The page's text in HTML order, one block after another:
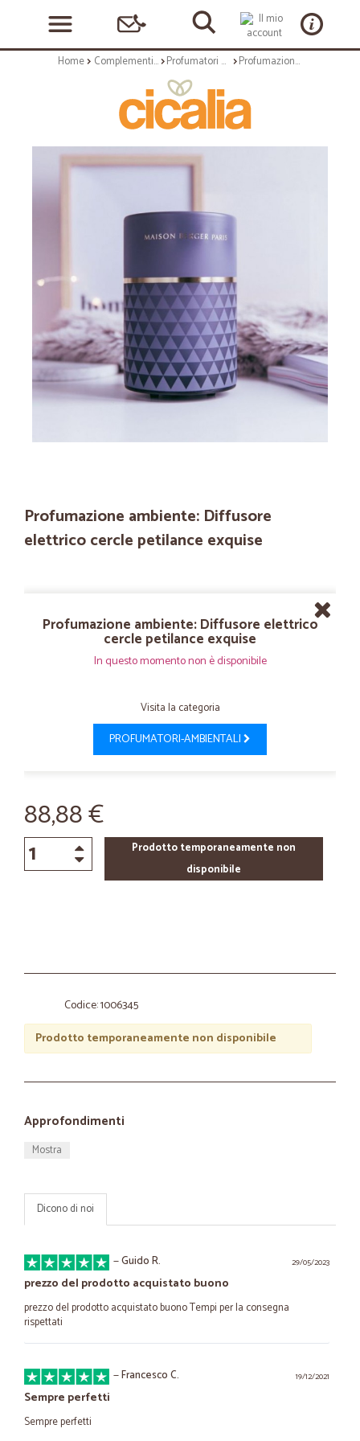
Home Complementi arredo Profumatori ambientali Profumazione ambiente: Diffusore elettrico cercle petilance exquise
Profumazione ambiente: Diffusore
elettrico cercle petilance exquise
Profumazione ambiente: Diffusore elettrico
cercle petilance exquise
In questo momento non è disponibile
Visita la categoria
PROFUMATORI-AMBIENTALI
88,88 €
Prodotto temporaneamente non
disponibile
Codice: 1006345
Prodotto temporaneamente non disponibile
Approfondimenti
Mostra
Dicono di noi
29/05/2023
—Guido R.
prezzo del prodotto acquistato buono
prezzo del prodotto acquistato buono Tempi per la consegna
rispettati
19/12/2021
—Francesco C.
Sempre perfetti
Sempre perfetti